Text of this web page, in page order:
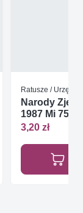
Ratusze / Urzędy
Narody
1987 Mi 75-
3,20 zł